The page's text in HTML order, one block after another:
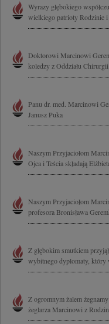
Wyrazy głębokiego
wielkiego patrioty Rodzinie i
Doktorowi Marcinowi
koledzy z Oddziału
Panu dr. med. Marcinowi
Janusz Puka
Naszym Przyjaciołom
Ojca i Teścia składają
Naszym Przyjaciołom
profesora Bronisława
Z głębokim smutkiem
wybitnego dyplomaty, który
Z ogromnym żalem
żeglarza Marcinowi z